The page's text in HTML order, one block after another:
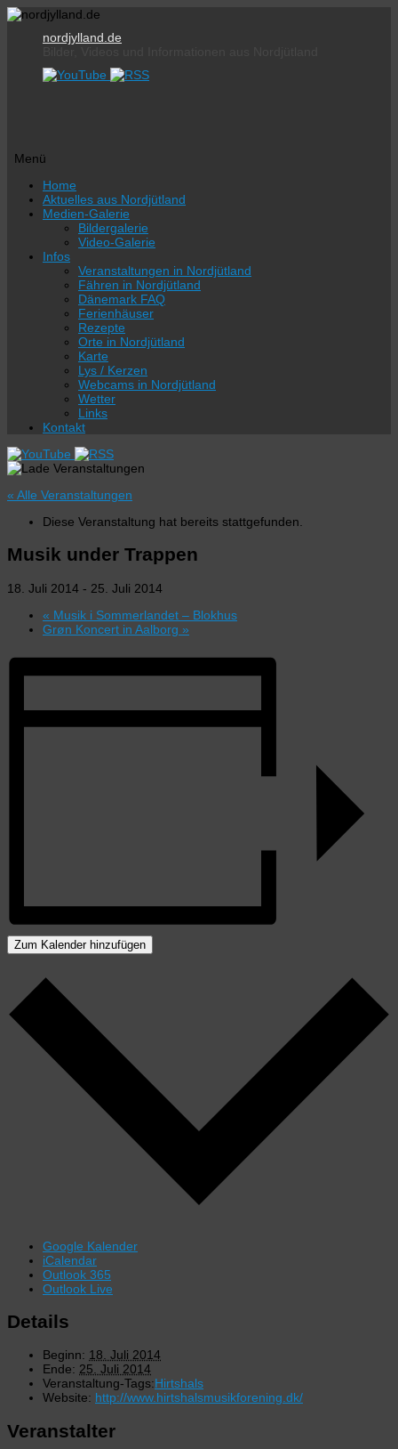
nordjylland.de
Menü
Zum
Inhalt
springen
Home
Aktuelles aus Nordjütland
Medien-Galerie
Bildergalerie
Video-Galerie
Infos
Veranstaltungen in Nordjütland
Fähren in Nordjütland
Dänemark FAQ
Ferienhäuser
Rezepte
Orte in Nordjütland
Karte
Lys / Kerzen
Webcams in Nordjütland
Wetter
Links
Kontakt
« Alle Veranstaltungen
Diese Veranstaltung hat bereits stattgefunden.
Musik under Trappen
18. Juli 2014 - 25. Juli 2014
« Musik i Sommerlandet – Blokhus
Grøn Koncert in Aalborg »
Zum Kalender hinzufügen
Google Kalender
iCalendar
Outlook 365
Outlook Live
Details
Beginn: 18. Juli 2014
Ende: 25. Juli 2014
Veranstaltung-Tags:Hirtshals
Website: http://www.hirtshalsmusikforening.dk/
Veranstalter